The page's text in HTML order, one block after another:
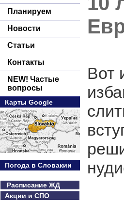
Планируем
Новости
Статьи
Контакты
NEW! Частые
вопросы
Карты Google
Погода в Словакии
Расписание ЖД
Акции и СПО
Вот